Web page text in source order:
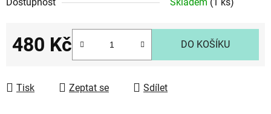
480 Kč DO KOŠÍKU
Tisk Zeptat se Sdílet